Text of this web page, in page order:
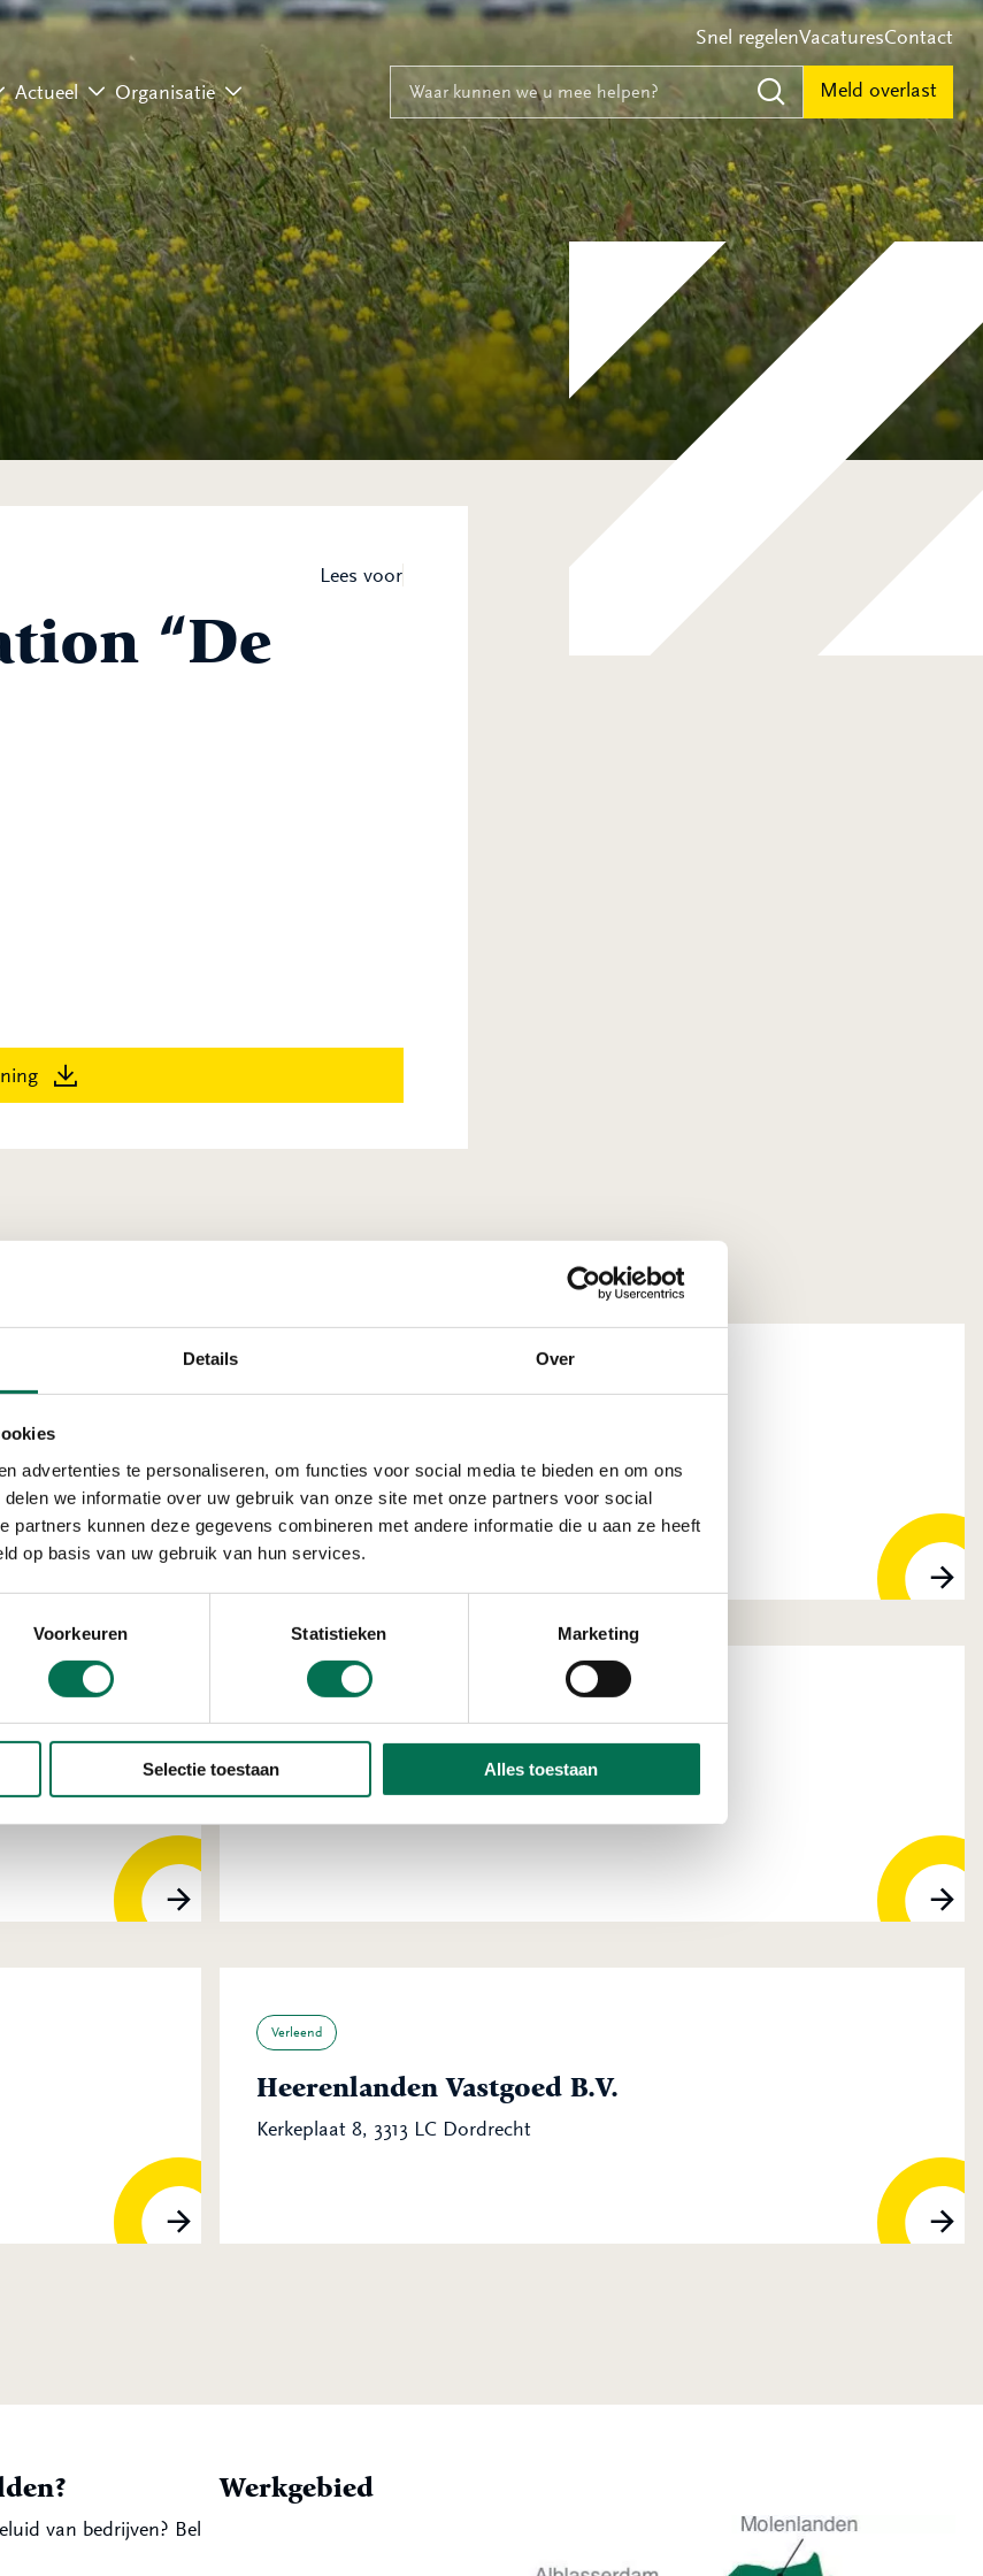
Details Over
advertenties te personaliseren, om functies voor social media te bieden en om ons
we informatie over uw gebruik van onze site met onze partners voor social
partners kunnen deze gegevens combineren met andere informatie die u aan ze heeft
op basis van uw gebruik van hun services.
Voorkeuren Statistieken Marketing
Selectie toestaan Alles toestaan
Naar inhoud
Naar navigatie
Snel regelenVacaturesContact
Actueel Organisatie
Waar kunnen we u mee helpen?
Zoeken
Meld overlast
Lees voor
“De
Planckstraat 15, 3316 GS DORDRECHT
Rijkswaterstaat Corporate Dienst
Verleend
Heerenlanden Vastgoed B.V.
Kerkeplaat 8, 3313 LC Dordrecht
van bedrijven? Bel
Werkgebied